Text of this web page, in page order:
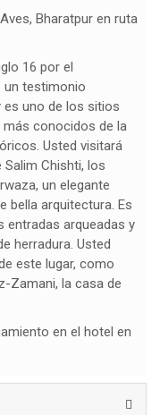
Bharatpur en ruta
16 por el
un testimonio
es uno de los sitios
más conocidos de la
Usted visitará
Salim Chishti, los
un elegante
bella arquitectura. Es
entradas arqueadas y
herradura. Usted
este lugar, como
Zamani, la casa de
en el hotel en